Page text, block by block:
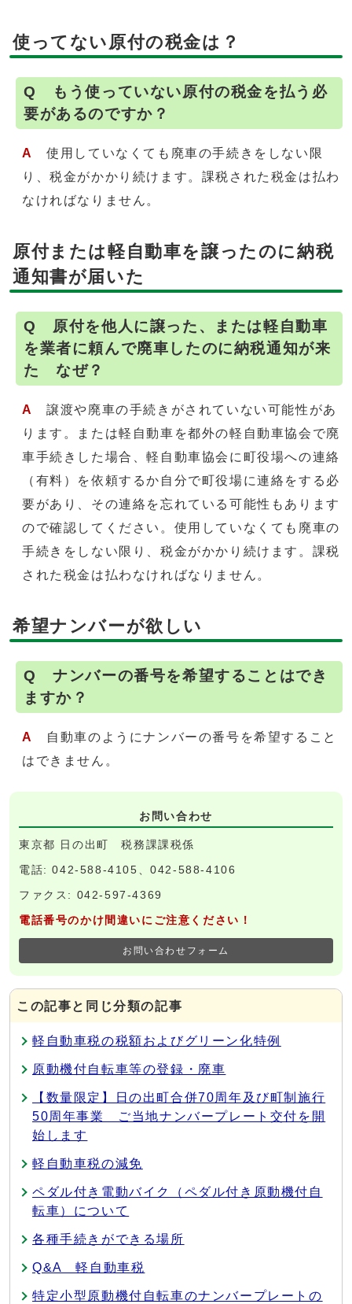
使ってない原付の税金は？
Q もう使っていない原付の税金を払う必
要があるのですか？
A
使用していなくても廃車の手続きをしない限
り、税金がかかり続けます。課税された税金は払わ
なければなりません。
原付または軽自動車を譲ったのに納税
通知書が届いた
Q 原付を他人に譲った、または軽自動車
を業者に頼んで廃車したのに納税通知が来
た なぜ？
A
譲渡や廃車の手続きがされていない可能性があ
ります。または軽自動車を都外の軽自動車協会で廃
車手続きした場合、軽自動車協会に町役場への連絡
（有料）を依頼するか自分で町役場に連絡をする必
要があり、その連絡を忘れている可能性もあります
ので確認してください。使用していなくても廃車の
手続きをしない限り、税金がかかり続けます。課税
された税金は払わなければなりません。
希望ナンバーが欲しい
Q ナンバーの番号を希望することはでき
ますか？
A
自動車のようにナンバーの番号を希望すること
はできません。
お問い合わせ
東京都 日の出町 税務課課税係
電話: 042-588-4105、042-588-4106
ファクス: 042-597-4369
電話番号のかけ間違いにご注意ください！
お問い合わせフォーム
この記事と同じ分類の記事
軽自動車税の税額およびグリーン化特例
原動機付自転車等の登録・廃車
【数量限定】日の出町合併70周年及び町制施行
50周年事業 ご当地ナンバープレート交付を開
始します
軽自動車税の減免
ペダル付き電動バイク（ペダル付き原動機付自
転車）について
各種手続きができる場所
Q&A 軽自動車税
特定小型原動機付自転車のナンバープレートの